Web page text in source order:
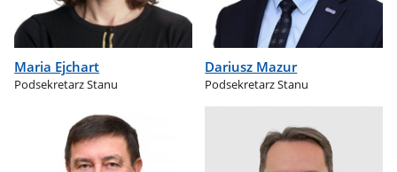
Maria Ejchart
Podsekretarz Stanu
Dariusz Mazur
Podsekretarz Stanu